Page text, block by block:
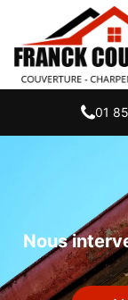
01
Nous